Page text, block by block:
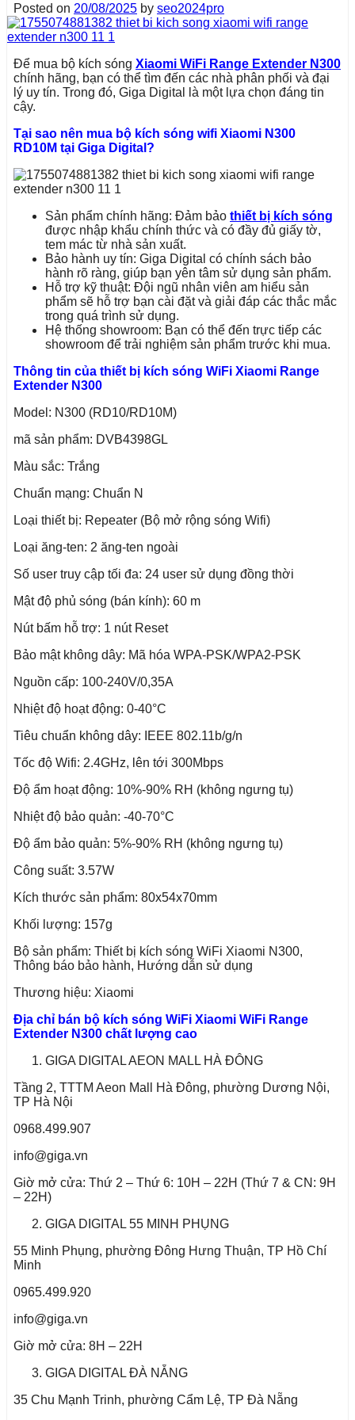
Posted on 20/08/2025 by seo2024pro
Để mua bộ kích sóng Xiaomi WiFi Range Extender N300
chính hãng, bạn có thể tìm đến các nhà phân phối và đại
lý uy tín. Trong đó, Giga Digital là một lựa chọn đáng tin
cậy.
Tại sao nên mua bộ kích sóng wifi Xiaomi N300
RD10M tại Giga Digital?
Sản phẩm chính hãng: Đảm bảo thiết bị kích sóng
được nhập khẩu chính thức và có đầy đủ giấy tờ,
tem mác từ nhà sản xuất.
Bảo hành uy tín: Giga Digital có chính sách bảo
hành rõ ràng, giúp bạn yên tâm sử dụng sản phẩm.
Hỗ trợ kỹ thuật: Đội ngũ nhân viên am hiểu sản
phẩm sẽ hỗ trợ bạn cài đặt và giải đáp các thắc mắc
trong quá trình sử dụng.
Hệ thống showroom: Bạn có thể đến trực tiếp các
showroom để trải nghiệm sản phẩm trước khi mua.
Thông tin của thiết bị kích sóng WiFi Xiaomi Range
Extender N300
Model: N300 (RD10/RD10M)
mã sản phẩm: DVB4398GL
Màu sắc: Trắng
Chuẩn mạng: Chuẩn N
Loại thiết bị: Repeater (Bộ mở rộng sóng Wifi)
Loại ăng-ten: 2 ăng-ten ngoài
Số user truy cập tối đa: 24 user sử dụng đồng thời
Mật độ phủ sóng (bán kính): 60 m
Nút bấm hỗ trợ: 1 nút Reset
Bảo mật không dây: Mã hóa WPA-PSK/WPA2-PSK
Nguồn cấp: 100-240V/0,35A
Nhiệt độ hoạt động: 0-40°C
Tiêu chuẩn không dây: IEEE 802.11b/g/n
Tốc độ Wifi: 2.4GHz, lên tới 300Mbps
Độ ẩm hoạt động: 10%-90% RH (không ngưng tụ)
Nhiệt độ bảo quản: -40-70°C
Độ ẩm bảo quản: 5%-90% RH (không ngưng tụ)
Công suất: 3.57W
Kích thước sản phẩm: 80x54x70mm
Khối lượng: 157g
Bộ sản phẩm: Thiết bị kích sóng WiFi Xiaomi N300,
Thông báo bảo hành, Hướng dẫn sử dụng
Thương hiệu: Xiaomi
Địa chỉ bán bộ kích sóng WiFi Xiaomi WiFi Range
Extender N300 chất lượng cao
GIGA DIGITAL AEON MALL HÀ ĐÔNG
Tầng 2, TTTM Aeon Mall Hà Đông, phường Dương Nội,
TP Hà Nội
0968.499.907
info@giga.vn
Giờ mở cửa: Thứ 2 – Thứ 6: 10H – 22H (Thứ 7 & CN: 9H
– 22H)
GIGA DIGITAL 55 MINH PHỤNG
55 Minh Phụng, phường Đông Hưng Thuận, TP Hồ Chí
Minh
0965.499.920
info@giga.vn
Giờ mở cửa: 8H – 22H
GIGA DIGITAL ĐÀ NẴNG
35 Chu Mạnh Trinh, phường Cẩm Lệ, TP Đà Nẵng